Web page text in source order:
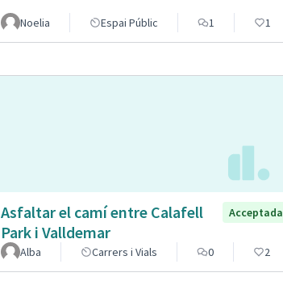
Noelia Espai Públic 1 1
Asfaltar el camí entre Calafell
Park i Valldemar
Acceptada
Alba Carrers i Vials 0 2